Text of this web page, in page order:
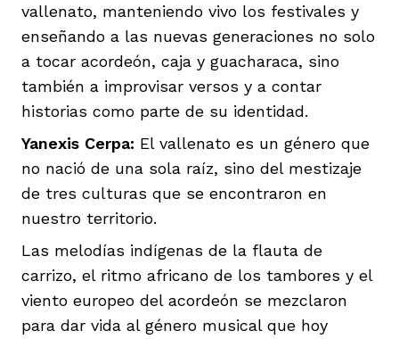
vallenato, manteniendo vivo los festivales y
enseñando a las nuevas generaciones no solo
a tocar acordeón, caja y guacharaca, sino
también a improvisar versos y a contar
historias como parte de su identidad.
Yanexis Cerpa: El vallenato es un género que
no nació de una sola raíz, sino del mestizaje
de tres culturas que se encontraron en
nuestro territorio.
Las melodías indígenas de la flauta de
carrizo, el ritmo africano de los tambores y el
viento europeo del acordeón se mezclaron
para dar vida al género musical que hoy